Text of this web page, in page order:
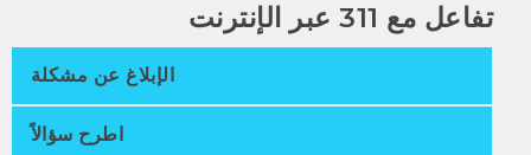
تفاعل مع 311 عبر الإنترنت
الإبلاغ عن مشكلة
اطرح سؤالاً